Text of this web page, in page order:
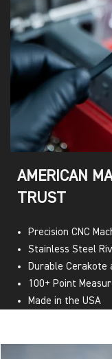
AMERICAN
TRUST
Precision CNC
Stainless Steel
Durable Cerakote
100+ Point
Made in the USA